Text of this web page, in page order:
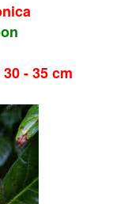
- 35 cm